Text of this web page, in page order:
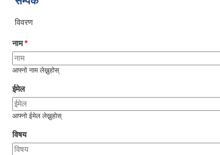
विवरण
नाम*
आफ्नो नाम लेख्नुहोस्
ईमेल
आफ्नो ईमेल लेख्नुहोस्
विषय